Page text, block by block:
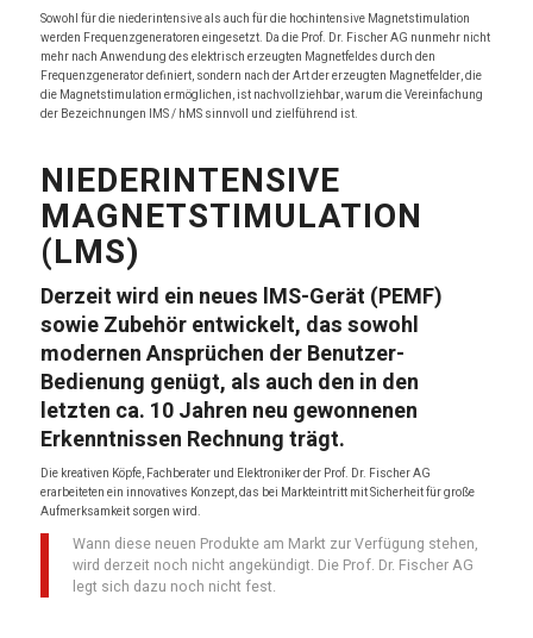
Sowohl für die niederintensive als auch für die hochintensive Magnetstimulation
werden Frequenzgeneratoren eingesetzt. Da die Prof. Dr. Fischer AG nunmehr nicht
mehr nach Anwendung des elektrisch erzeugten Magnetfeldes durch den
Frequenzgenerator definiert, sondern nach der Art der erzeugten Magnetfelder, die
die Magnetstimulation ermöglichen, ist nachvollziehbar, warum die Vereinfachung
der Bezeichnungen lMS / hMS sinnvoll und zielführend ist.
NIEDERINTENSIVE
MAGNETSTIMULATION
(LMS)
Derzeit wird ein neues lMS-Gerät (PEMF)
sowie Zubehör entwickelt, das sowohl
modernen Ansprüchen der Benutzer-
Bedienung genügt, als auch den in den
letzten ca. 10 Jahren neu gewonnenen
Erkenntnissen Rechnung trägt.
Die kreativen Köpfe, Fachberater und Elektroniker der Prof. Dr. Fischer AG
erarbeiteten ein innovatives Konzept, das bei Markteintritt mit Sicherheit für große
Aufmerksamkeit sorgen wird.
Wann diese neuen Produkte am Markt zur Verfügung stehen,
wird derzeit noch nicht angekündigt. Die Prof. Dr. Fischer AG
legt sich dazu noch nicht fest.